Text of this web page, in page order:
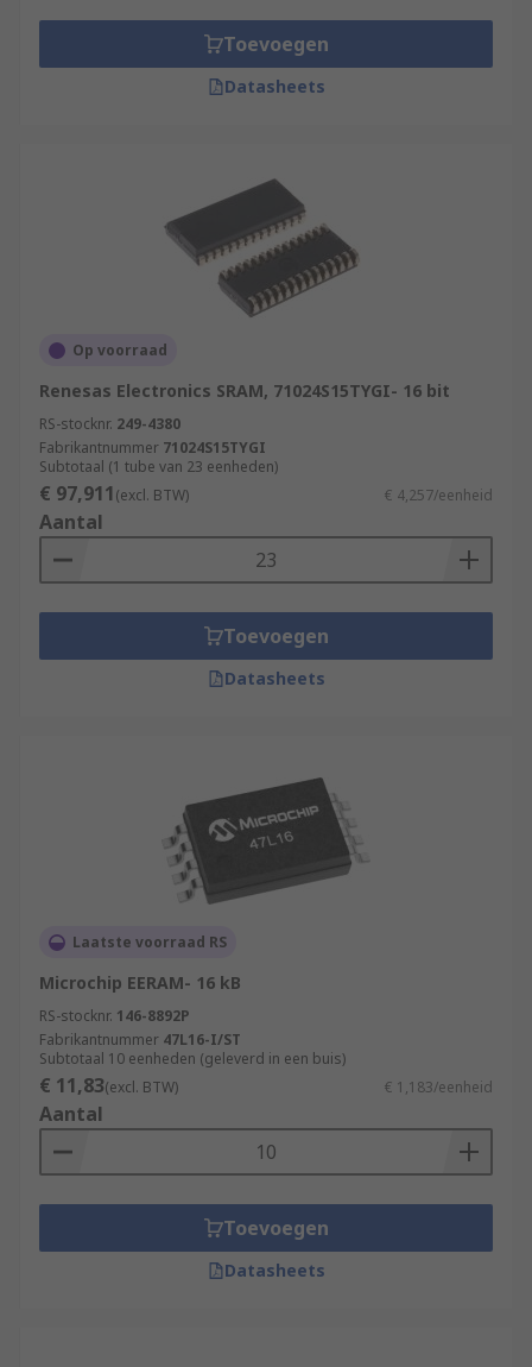
Toevoegen
Datasheets
Op voorraad
Renesas Electronics SRAM, 71024S15TYGI- 16 bit
RS-stocknr. 249-4380
Fabrikantnummer 71024S15TYGI
Subtotaal (1 tube van 23 eenheden)
€ 97,911(excl. BTW) € 4,257/eenheid
Aantal
Toevoegen
Datasheets
Laatste voorraad RS
Microchip EERAM- 16 kB
RS-stocknr. 146-8892P
Fabrikantnummer 47L16-I/ST
Subtotaal 10 eenheden (geleverd in een buis)
€ 11,83(excl. BTW) € 1,183/eenheid
Aantal
Toevoegen
Datasheets